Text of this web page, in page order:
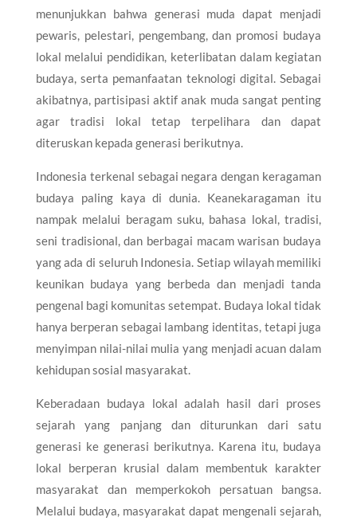
menunjukkan bahwa generasi muda dapat menjadi
pewaris, pelestari, pengembang, dan promosi budaya
lokal melalui pendidikan, keterlibatan dalam kegiatan
budaya, serta pemanfaatan teknologi digital. Sebagai
akibatnya, partisipasi aktif anak muda sangat penting
agar tradisi lokal tetap terpelihara dan dapat
diteruskan kepada generasi berikutnya.
Indonesia terkenal sebagai negara dengan keragaman
budaya paling kaya di dunia. Keanekaragaman itu
nampak melalui beragam suku, bahasa lokal, tradisi,
seni tradisional, dan berbagai macam warisan budaya
yang ada di seluruh Indonesia. Setiap wilayah memiliki
keunikan budaya yang berbeda dan menjadi tanda
pengenal bagi komunitas setempat. Budaya lokal tidak
hanya berperan sebagai lambang identitas, tetapi juga
menyimpan nilai-nilai mulia yang menjadi acuan dalam
kehidupan sosial masyarakat.
Keberadaan budaya lokal adalah hasil dari proses
sejarah yang panjang dan diturunkan dari satu
generasi ke generasi berikutnya. Karena itu, budaya
lokal berperan krusial dalam membentuk karakter
masyarakat dan memperkokoh persatuan bangsa.
Melalui budaya, masyarakat dapat mengenali sejarah,